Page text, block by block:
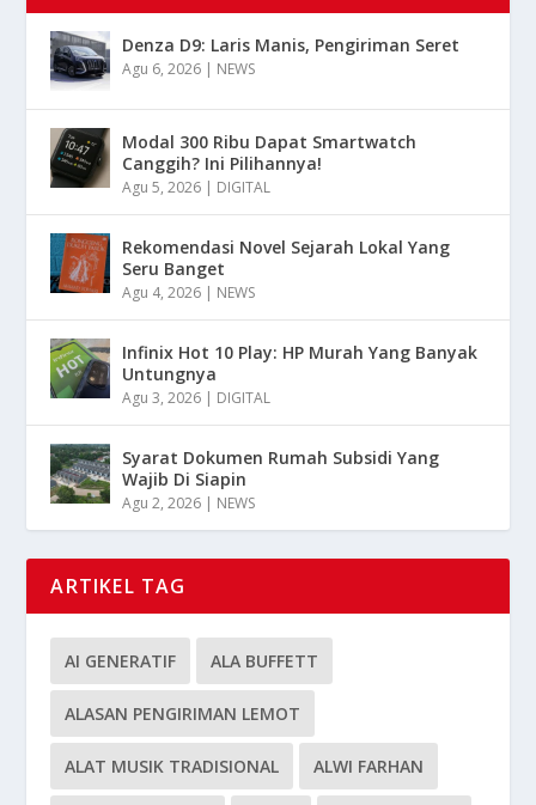
Denza D9: Laris Manis, Pengiriman Seret
Agu 6, 2026 | NEWS
Modal 300 Ribu Dapat Smartwatch
Canggih? Ini Pilihannya!
Agu 5, 2026 | DIGITAL
Rekomendasi Novel Sejarah Lokal Yang
Seru Banget
Agu 4, 2026 | NEWS
Infinix Hot 10 Play: HP Murah Yang Banyak
Untungnya
Agu 3, 2026 | DIGITAL
Syarat Dokumen Rumah Subsidi Yang
Wajib Di Siapin
Agu 2, 2026 | NEWS
ARTIKEL TAG
AI GENERATIF ALA BUFFETT
ALASAN PENGIRIMAN LEMOT
ALAT MUSIK TRADISIONAL ALWI FARHAN